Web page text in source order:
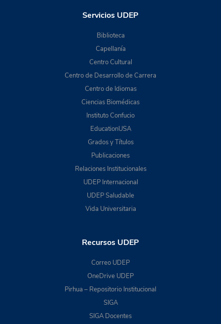
Servicios UDEP
Biblioteca
Capellanía
Centro Cultural
Centro de Desarrollo de Carrera
Centro de Idiomas
Ciencias Biomédicas
Instituto Confucio
EducationUSA
Grados y Títulos
Publicaciones
Relaciones Institucionales
UDEP Internacional
UDEP Saludable
Vida Universitaria
Recursos UDEP
Correo UDEP
OneDrive UDEP
Pirhua – Repositorio Institucional
SIGA
SIGA Docentes